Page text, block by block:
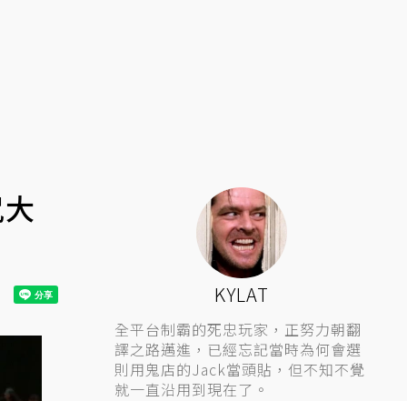
KYLAT
全平台制霸的死忠玩家，正努力朝翻
譯之路邁進，已經忘記當時為何會選
則用鬼店的Jack當頭貼，但不知不覺
就一直沿用到現在了。